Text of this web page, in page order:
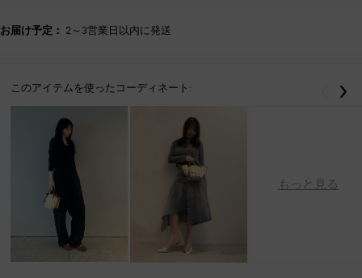
お届け予定： 2～3営業日以内に発送
このアイテムを使ったコーディネート:
もっと見る
戻る